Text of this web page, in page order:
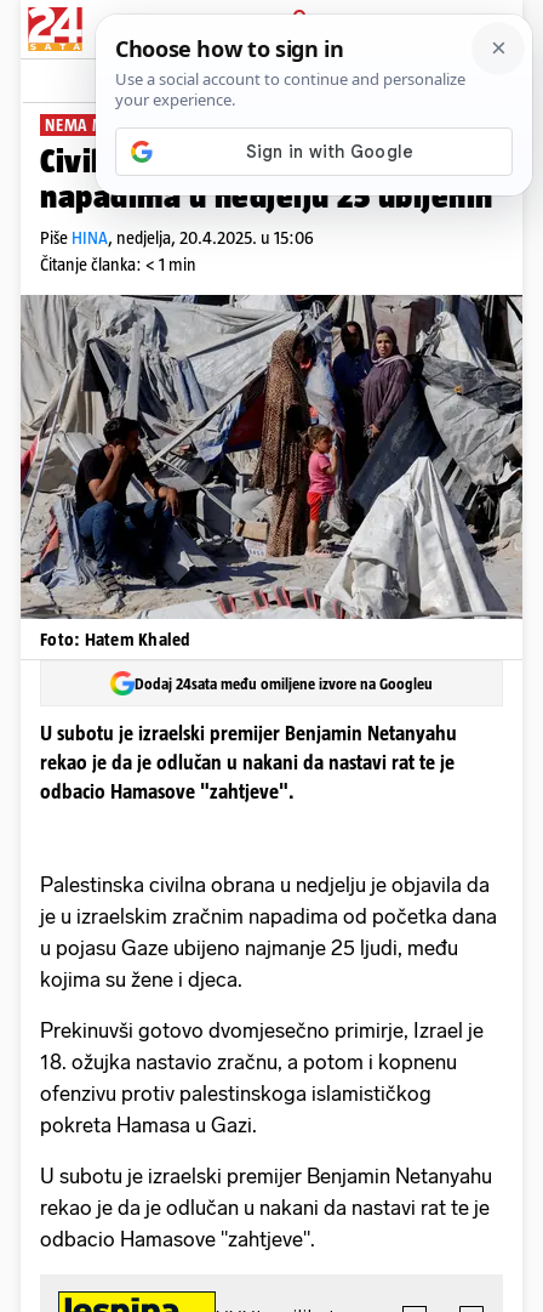
PRIJAVA
News Komentari
NEMA MIRA
Civilna obrana: U izraelskim
napadima u nedjelju 25 ubijenih
Piše HINA, nedjelja, 20.4.2025. u 15:06
Čitanje članka: < 1 min
Foto: Hatem Khaled
Dodaj 24sata među omiljene izvore na Googleu
U subotu je izraelski premijer Benjamin Netanyahu
rekao je da je odlučan u nakani da nastavi rat te je
odbacio Hamasove "zahtjeve".
Palestinska civilna obrana u nedjelju je objavila da
je u izraelskim zračnim napadima od početka dana
u pojasu Gaze ubijeno najmanje 25 ljudi, među
kojima su žene i djeca.
Prekinuvši gotovo dvomjesečno primirje, Izrael je
18. ožujka nastavio zračnu, a potom i kopnenu
ofenzivu protiv palestinskoga islamističkog
pokreta Hamasa u Gazi.
U subotu je izraelski premijer Benjamin Netanyahu
rekao je da je odlučan u nakani da nastavi rat te je
odbacio Hamasove "zahtjeve".